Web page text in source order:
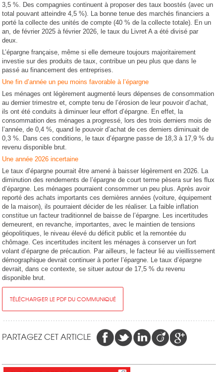
3,5 %. Des compagnies continuent à proposer des taux boostés (avec un
total pouvant atteindre 4,5 %). La bonne tenue des marchés financiers a
porté la collecte des unités de compte (40 % de la collecte totale). En un
an, de février 2025 à février 2026, le taux du Livret A a été divisé par
deux.
L’épargne française, même si elle demeure toujours majoritairement
investie sur des produits de taux, contribue un peu plus que dans le
passé au financement des entreprises.
Une fin d’année un peu moins favorable à l’épargne
Les ménages ont légèrement augmenté leurs dépenses de consommation
au dernier trimestre et, compte tenu de l’érosion de leur pouvoir d’achat,
ils ont été conduits à diminuer leur effort d’épargne. En effet, la
consommation des ménages a progressé, lors des trois derniers mois de
l’année, de 0,4 %, quand le pouvoir d’achat de ces derniers diminuait de
0,3 %. Dans ces conditions, le taux d’épargne passe de 18,3 à 17,9 % du
revenu disponible brut.
Une année 2026 incertaine
Le taux d’épargne pourrait être amené à baisser légèrement en 2026. La
diminution des rendements de l’épargne de court terme pèsera sur les flux
d’épargne. Les ménages pourraient consommer un peu plus. Après avoir
reporté des achats importants ces dernières années (voiture, équipement
de la maison), ils pourraient décider de les réaliser. La faible inflation
constitue un facteur traditionnel de baisse de l’épargne. Les incertitudes
demeurent, en revanche, importantes, avec le maintien de tensions
géopolitiques, le niveau élevé du déficit public et la remontée du
chômage. Ces incertitudes incitent les ménages à conserver un fort
volant d’épargne de précaution. Par ailleurs, le facteur lié au vieillissement
démographique devrait continuer à porter l’épargne. Le taux d’épargne
devrait, dans ce contexte, se situer autour de 17,5 % du revenu
disponible brut.
TÉLÉCHARGER LE PDF DU COMMUNIQUÉ
PARTAGEZ CET ARTICLE